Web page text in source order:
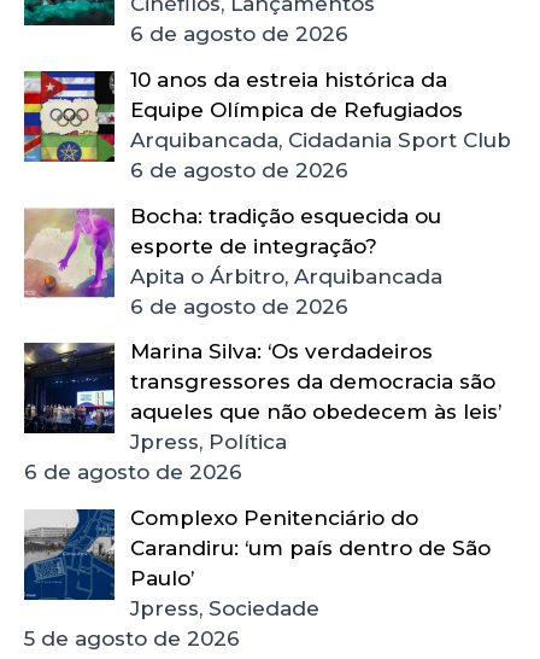
6 de agosto de 2026
10 anos da estreia histórica da
Equipe Olímpica de Refugiados
Arquibancada, Cidadania Sport Club
6 de agosto de 2026
Bocha: tradição esquecida ou
esporte de integração?
Apita o Árbitro, Arquibancada
6 de agosto de 2026
Marina Silva: ‘Os verdadeiros
transgressores da democracia são
aqueles que não obedecem às leis’
Jpress, Política
6 de agosto de 2026
Complexo Penitenciário do
Carandiru: ‘um país dentro de São
Paulo’
Jpress, Sociedade
5 de agosto de 2026